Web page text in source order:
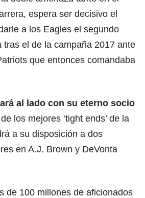
espera ser decisivo el
a los Eagles el segundo
tras el de la campaña 2017 ante
que entonces comandaba
al lado con su eterno socio
los mejores ‘tight ends’ de la
a su disposición a dos
en A.J. Brown y DeVonta
de 100 millones de aficionados